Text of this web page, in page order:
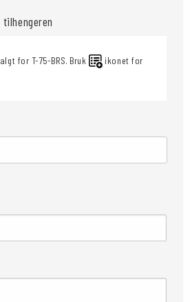
for T-75-BRS. Bruk
ikonet for